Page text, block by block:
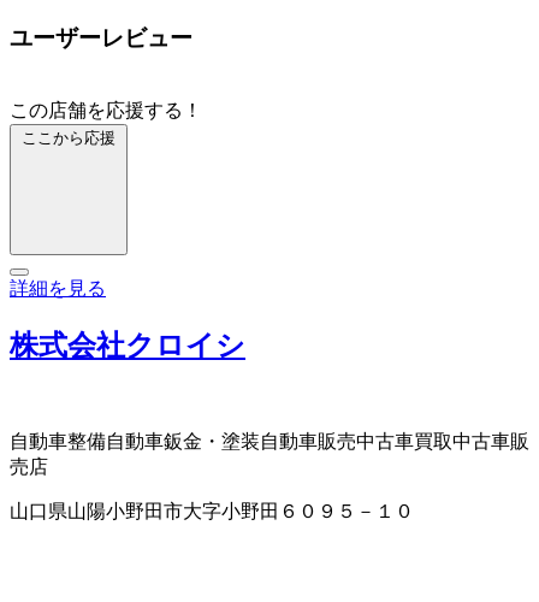
ユーザーレビュー
この店舗を応援する！
ここから応援
詳細を見る
株式会社クロイシ
自動車整備自動車鈑金・塗装自動車販売中古車買取中古車販
売店
山口県山陽小野田市大字小野田６０９５－１０